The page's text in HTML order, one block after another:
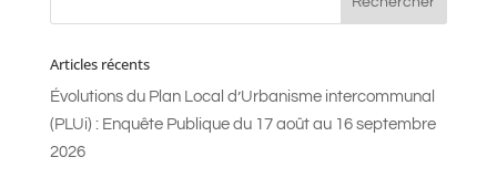
Articles récents
Évolutions du Plan Local d’Urbanisme intercommunal
(PLUi) : Enquête Publique du 17 août au 16 septembre
2026